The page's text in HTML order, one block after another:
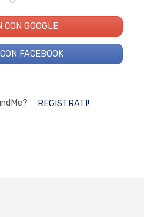
CON GOOGLE
FACEBOOK
REGISTRATI!